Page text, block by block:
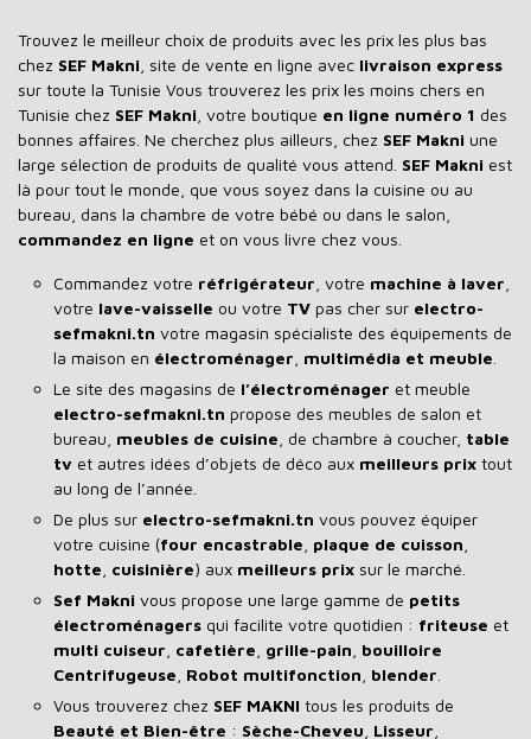
Trouvez le meilleur choix de produits avec les prix les plus bas
chez SEF Makni , site de vente en ligne avec livraison express
sur toute la Tunisie Vous trouverez les prix les moins chers en
Tunisie chez SEF Makni , votre boutique en ligne numéro 1 des
bonnes affaires. Ne cherchez plus ailleurs, chez SEF Makni une
large sélection de produits de qualité vous attend. SEF Makni est
là pour tout le monde, que vous soyez dans la cuisine ou au
bureau, dans la chambre de votre bébé ou dans le salon,
commandez en ligne et on vous livre chez vous.
Commandez votre réfrigérateur , votre machine à laver
votre lave-vaisselle ou votre TV pas cher sur electro-
sefmakni.tn votre magasin spécialiste des équipements de
la maison en électroménager multimédia et meuble
Le site des magasins de l’électroménager et meuble
electro-sefmakni.tn propose des meubles de salon et
bureau, meubles de cuisine , de chambre à coucher, table
tv et autres idées d’objets de déco aux meilleurs prix tout
au long de l’année.
De plus sur electro-sefmakni.tn vous pouvez équiper
votre cuisine (four encastrable plaque de cuisson
hotte cuisinière) aux meilleurs prix sur le marché.
Sef Makni vous propose une large gamme de petits
électroménagers qui facilite votre quotidien : friteuse et
multi cuiseur cafetière grille-pain bouilloire
Centrifugeuse Robot multifonction blender
Vous trouverez chez SEF MAKNI tous les produits de
Beauté et Bien-être : Sèche-Cheveu Lisseur